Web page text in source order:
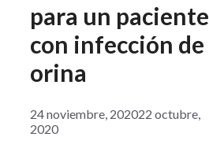
para un paciente
con infección de
orina
24 noviembre, 202022 octubre,
2020